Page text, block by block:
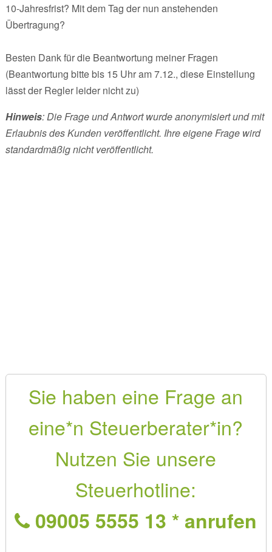
10-Jahresfrist? Mit dem Tag der nun anstehenden
Übertragung?
Besten Dank für die Beantwortung meiner Fragen
(Beantwortung bitte bis 15 Uhr am 7.12., diese Einstellung
lässt der Regler leider nicht zu)
Hinweis: Die Frage und Antwort wurde anonymisiert und mit
Erlaubnis des Kunden veröffentlicht. Ihre eigene Frage wird
standardmäßig nicht veröffentlicht.
Sie haben eine Frage an
eine*n Steuerberater*in?
Nutzen Sie unsere
Steuerhotline:
09005 5555 13 * anrufen